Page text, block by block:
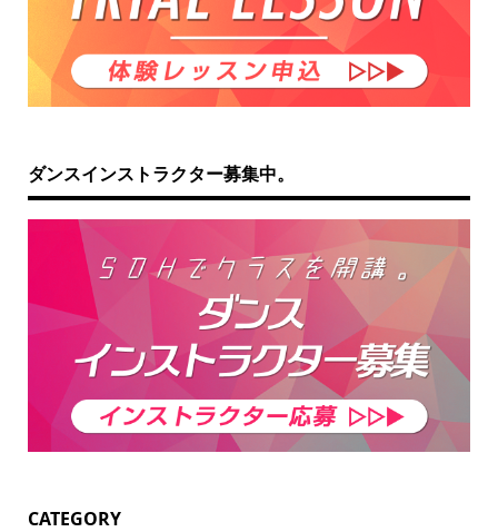
ダンスインストラクター募集中。
CATEGORY